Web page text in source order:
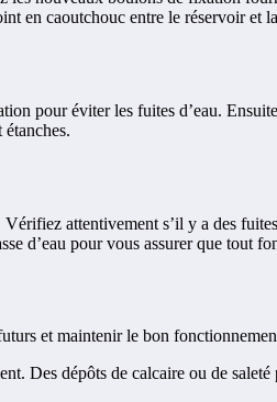
caoutchouc entre le réservoir et
pour éviter les fuites d’eau.
attentivement s’il y a des
d’eau pour vous assurer que tout
et maintenir le bon
Des dépôts de calcaire ou de